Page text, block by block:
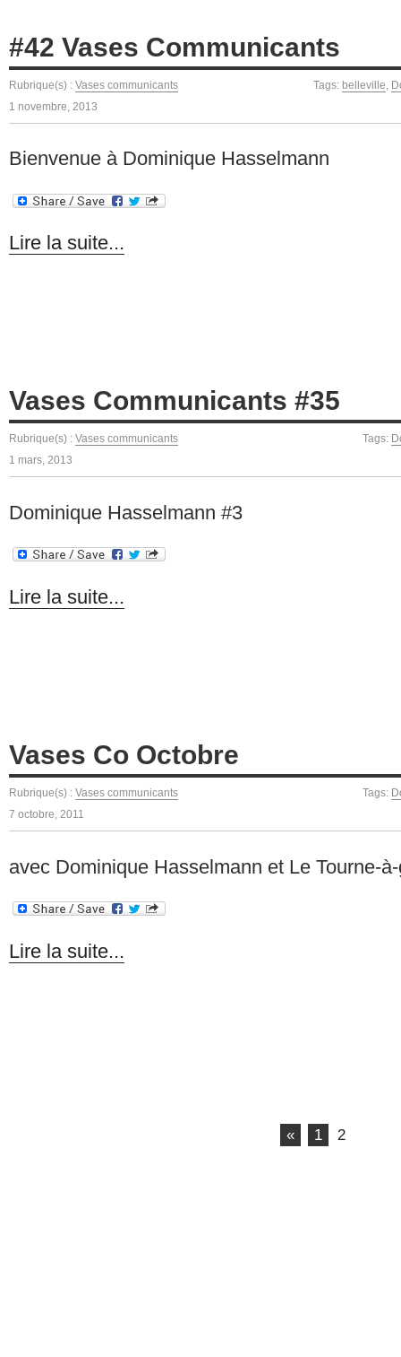
#42 Vases Communicants
Rubrique(s) : Vases communicants Tags: belleville
1 novembre, 2013
Bienvenue à Dominique Hasselmann
Lire la suite...
Vases Communicants #35
Rubrique(s) : Vases communicants Tags:
1 mars, 2013
Dominique Hasselmann #3
Lire la suite...
Vases Co Octobre
Rubrique(s) : Vases communicants Tags:
7 octobre, 2011
avec Dominique Hasselmann et Le Tourne-
Lire la suite...
« 1 2